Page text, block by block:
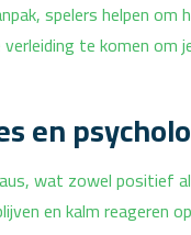
spelers helpen om
te komen om
en
wat zowel positief
en kalm reageren